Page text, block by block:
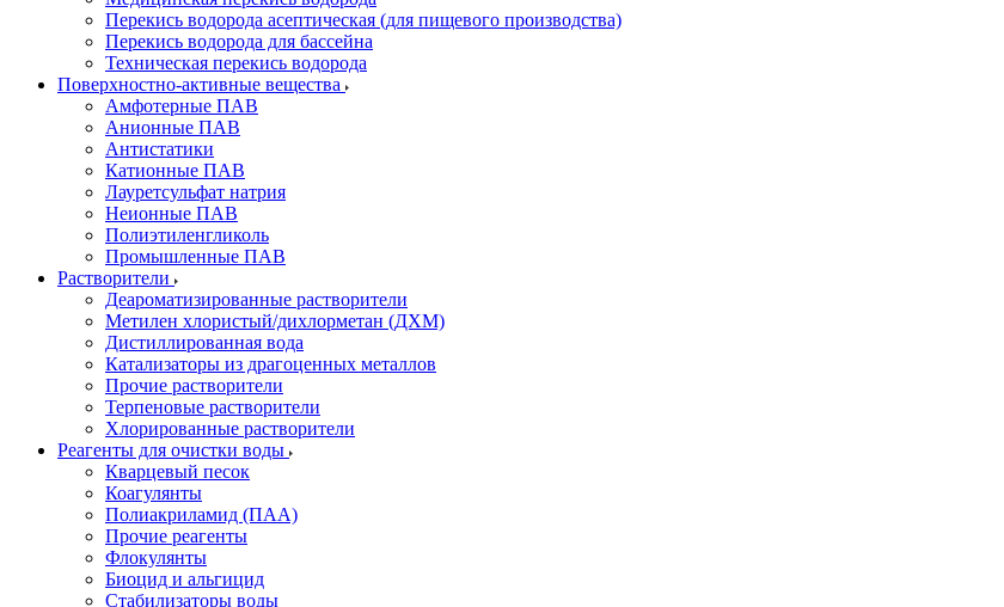
Перекись водорода асептическая (для пищевого производства)
Перекись водорода для бассейна
Техническая перекись водорода
Поверхностно-активные вещества
Амфотерные ПАВ
Анионные ПАВ
Антистатики
Катионные ПАВ
Лауретсульфат натрия
Неионные ПАВ
Полиэтиленгликоль
Промышленные ПАВ
Растворители
Деароматизированные растворители
Метилен хлористый/дихлорметан (ДХМ)
Дистиллированная вода
Катализаторы из драгоценных металлов
Прочие растворители
Терпеновые растворители
Хлорированные растворители
Реагенты для очистки воды
Кварцевый песок
Коагулянты
Полиакриламид (ПАА)
Прочие реагенты
Флокулянты
Биоцид и альгицид
Стабилизаторы воды